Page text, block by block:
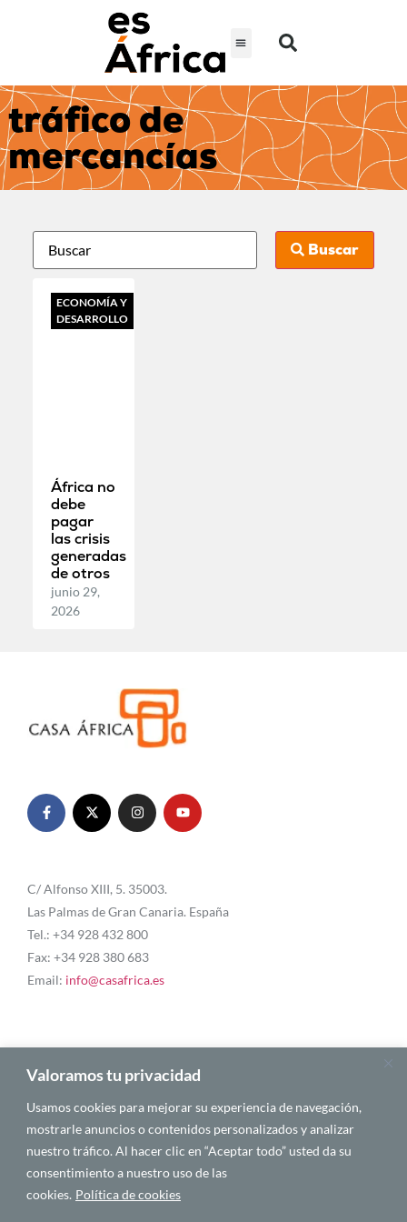
Valoramos tu privacidad
Usamos cookies para mejorar su experiencia de navegación,
mostrarle anuncios o contenidos personalizados y analizar
nuestro tráfico. Al hacer clic en “Aceptar todo” usted da su
consentimiento a nuestro uso de las
cookies. Política de cookies
tráfico de
mercancías
Buscar
ECONOMÍA Y
DESARROLLO
África no
debe
pagar
las crisis
generadas
de otros
junio 29,
2026
C/ Alfonso XIII, 5. 35003.
Las Palmas de Gran Canaria. España
Tel.: +34 928 432 800
Fax: +34 928 380 683
Email: info@casafrica.es
Blog
Quiénes somos
Autores
Español